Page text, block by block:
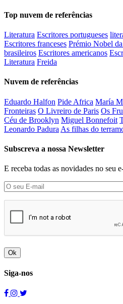
Top nuvem de referências
Literatura Escritores portugueses
Escritores franceses Prémio Nobel
brasileiros Escritores americanos
Literatura Freida
Nuvem de referências
Eduardo Halfon Pide Africa María
Fronteiras O Livreiro de Paris Os
Céu de Brooklyn Miguel Bonnefoit
Leonardo Padura As filhas do
Subscreva a nossa Newsletter
E receba todas as novidades no seu
Ok
Siga-nos